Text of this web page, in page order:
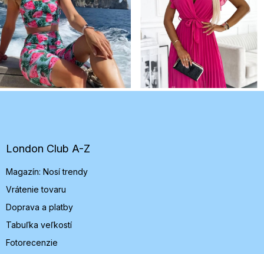
e
London Club A-Z
Magazín: Nosí trendy
Vrátenie tovaru
Doprava a platby
Tabuľka veľkostí
Fotorecenzie